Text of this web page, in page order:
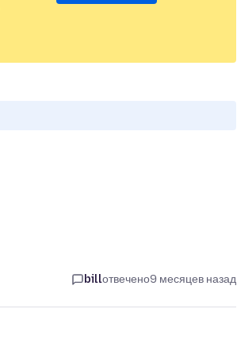
billотвечено9 месяцев назад